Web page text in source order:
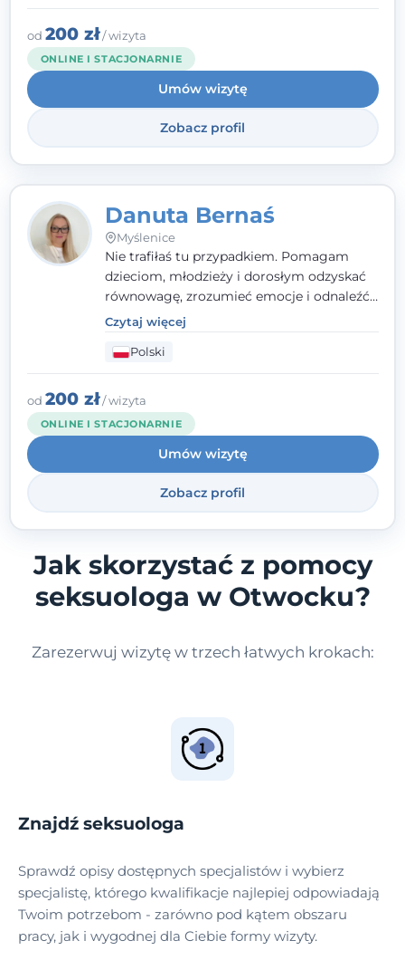
radzeniu sobie z bolesnymi
doświadczeniami tak, by mogli żyć pełniej.
od 200 zł/ wizyta
ONLINE I STACJONARNIE
Umów wizytę
Zobacz profil
Danuta Bernaś
Myślenice
Nie trafiłaś tu przypadkiem. Pomagam
dzieciom, młodzieży i dorosłym odzyskać
równowagę, zrozumieć emocje i odnaleźć
wewnętrzną siłę. Moja droga do
psychologii zaczęła się od życia - pełnego
wyzwań, które nauczyły mnie uważności,
empatii i pokory. Dziś łączę doświadczenie
nauczycielki, psychologa, psychoterapeuty
i seksuologa tworząc bezpieczną
przestrzeń, w której można poczuć spokój i
wsparcie. Nie obiecuję łatwych rozwiązań -
ale mogę obiecać, że będę po Twojej
Czytaj więcej
Polski
od 200 zł/ wizyta
ONLINE I STACJONARNIE
Umów wizytę
Zobacz profil
Jak skorzystać z pomocy
seksuologa w Otwocku?
Zarezerwuj wizytę w trzech łatwych krokach:
Znajdź seksuologa
Sprawdź opisy dostępnych specjalistów i wybierz
specjalistę, którego kwalifikacje najlepiej odpowiadają
Twoim potrzebom - zarówno pod kątem obszaru
pracy, jak i wygodnej dla Ciebie formy wizyty.